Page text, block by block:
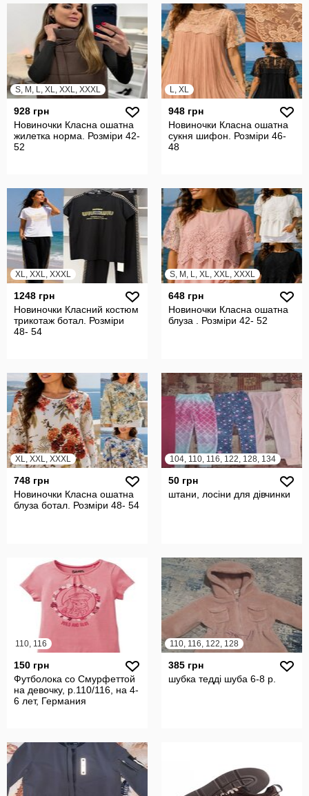
S, M, L, XL, XXL, XXXL
928 грн
Новиночки Класна ошатна
жилетка норма. Розміри 42-
52
L, XL
948 грн
Новиночки Класна ошатна
сукня шифон. Розміри 46-
48
XL, XXL, XXXL
1248 грн
Новиночки Класний костюм
трикотаж ботал. Розміри
48- 54
S, M, L, XL, XXL, XXXL
648 грн
Новиночки Класна ошатна
блуза . Розміри 42- 52
XL, XXL, XXXL
748 грн
Новиночки Класна ошатна
блуза ботал. Розміри 48- 54
104, 110, 116, 122, 128, 134
50 грн
штани, лосіни для дівчинки
110, 116
150 грн
Футболока со Смурфеттой
на девочку, р.110/116, на 4-
6 лет, Германия
110, 116, 122, 128
385 грн
шубка тедді шуба 6-8 р.